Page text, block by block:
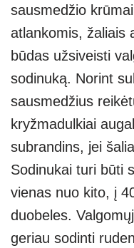
sausmedžio
atlankomis, žaliais
būdas užsiveisti
sodinuką. Norint
sausmedžius
kryžmadulkiai
subrandins, jei
Sodinukai turi būti
vienas nuo kito, į
duobeles.
geriau sodinti